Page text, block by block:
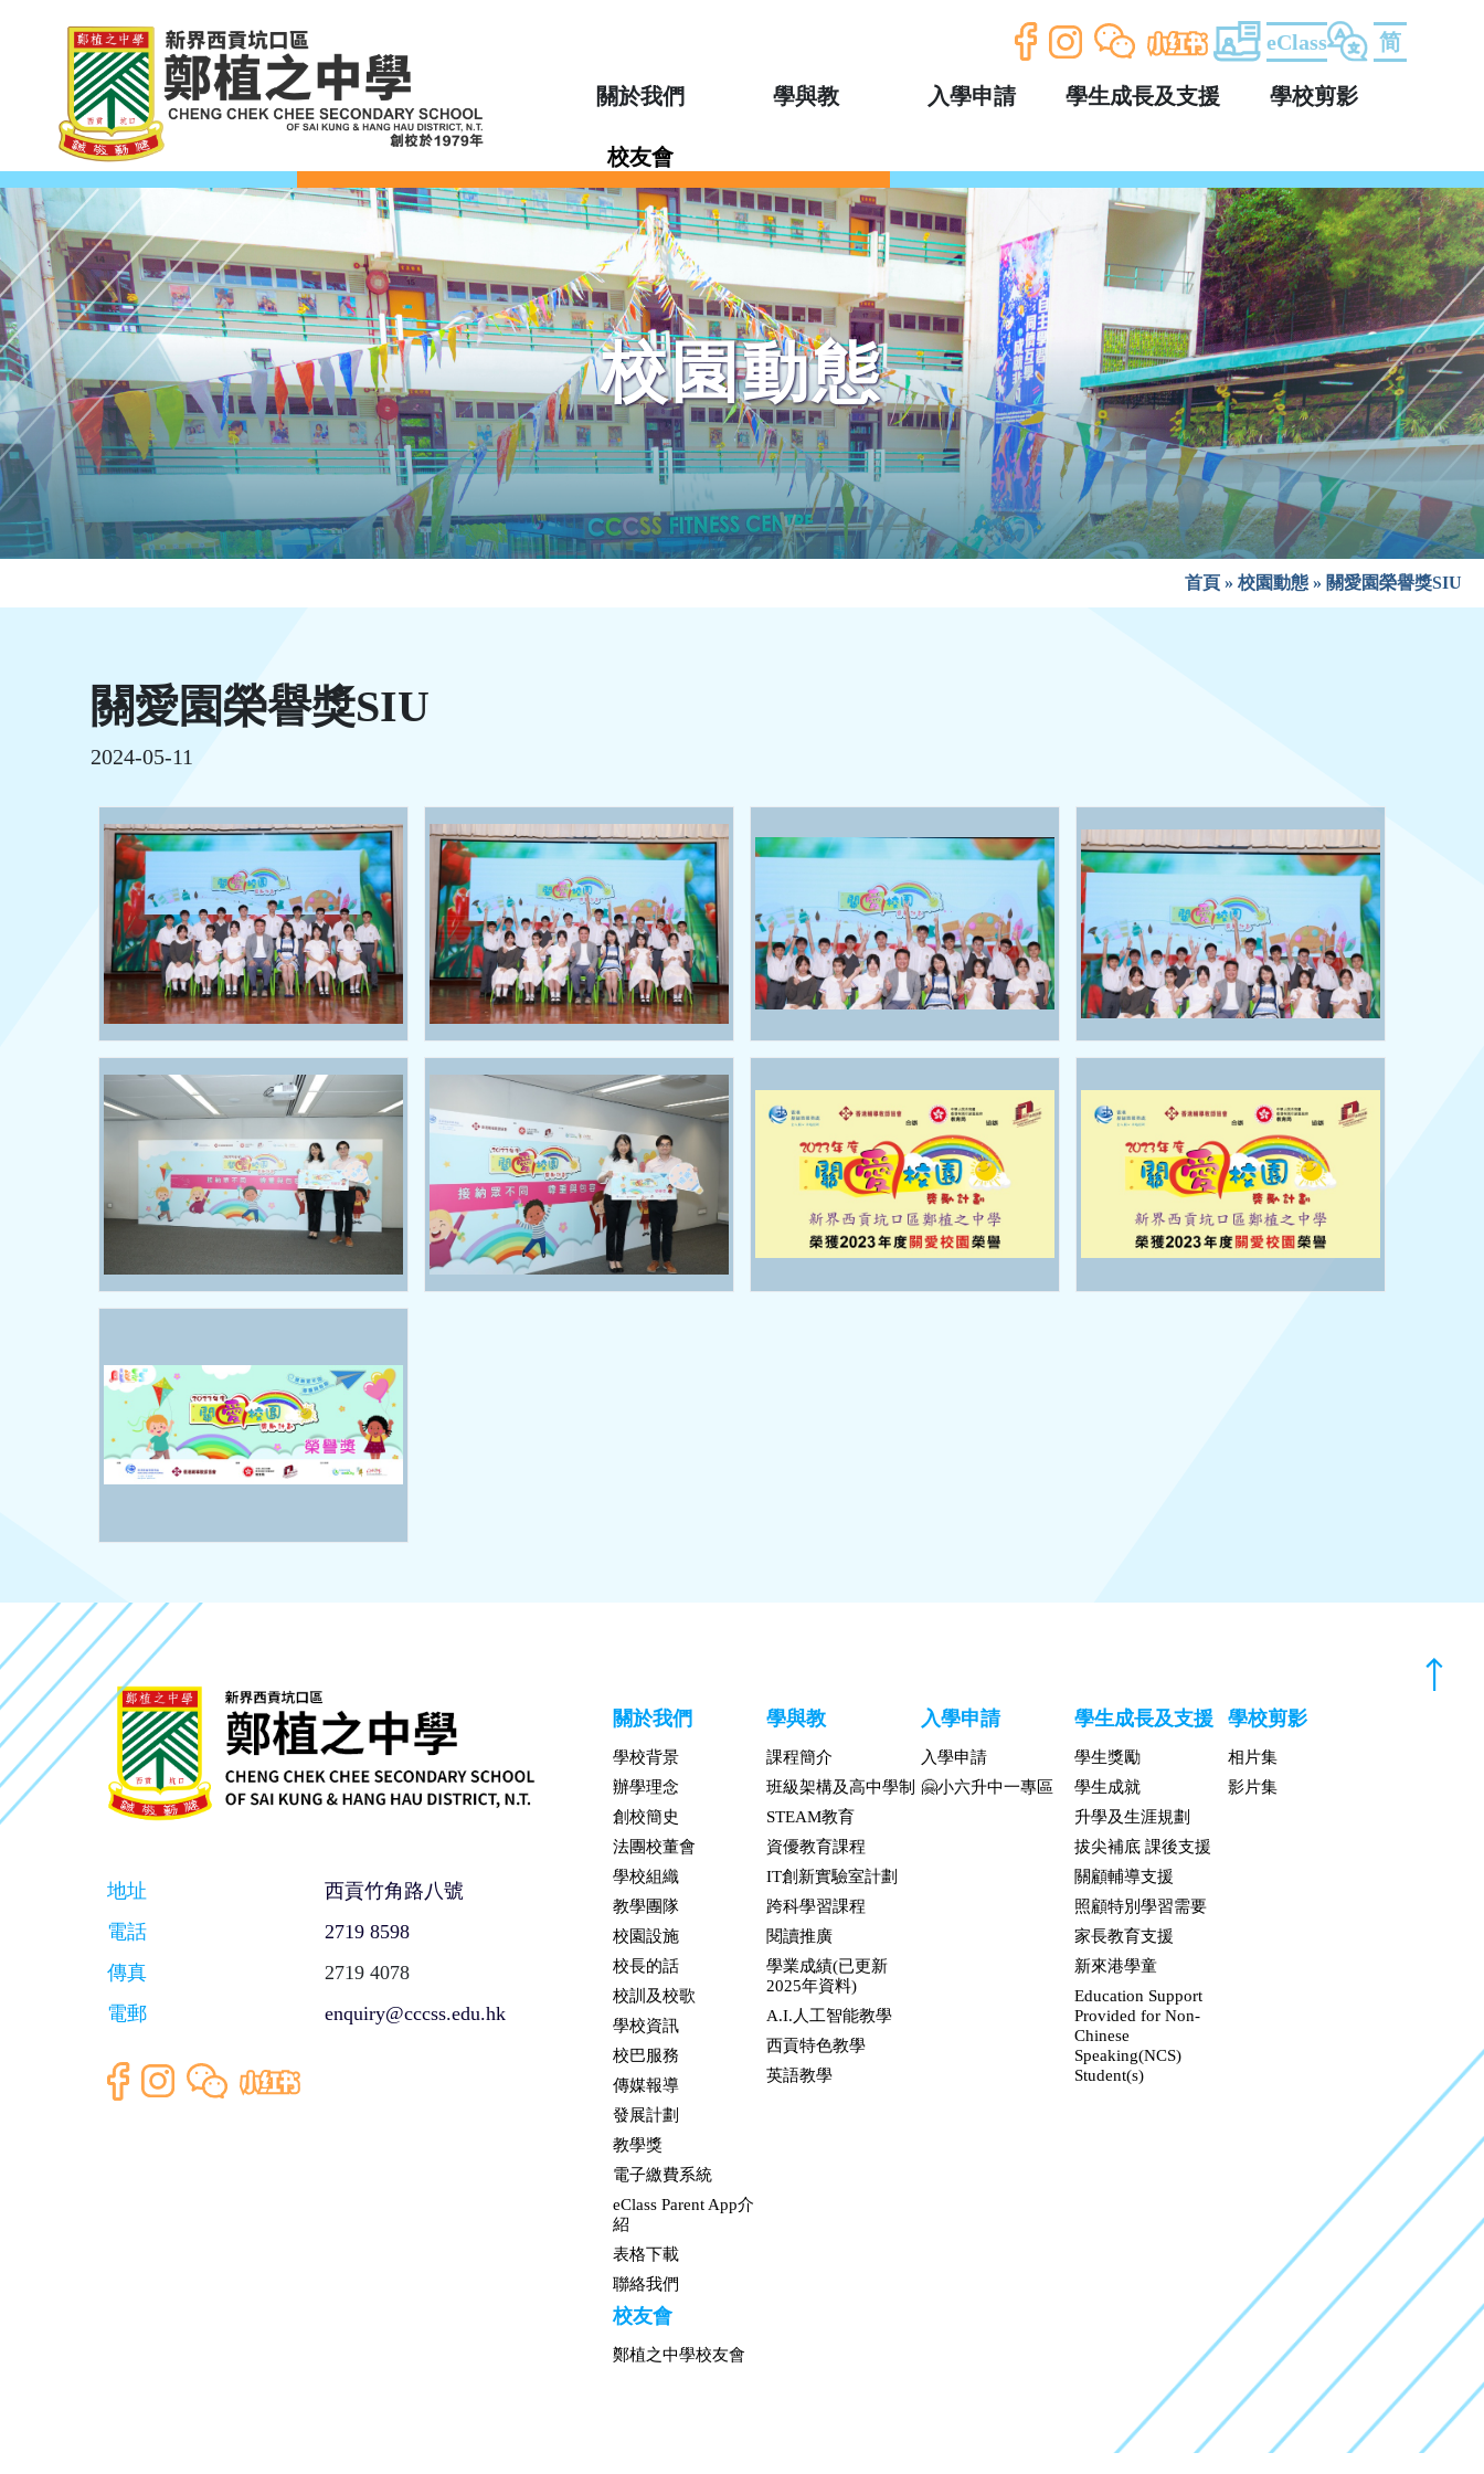
eClass 简
關於我們 學與教 入學申請 學生成長及支援 學校剪影
校友會
校園動態
首頁 » 校園動態 » 關愛園榮譽獎SIU
關愛園榮譽獎SIU
2024-05-11
地址
西貢竹角路八號
電話
2719 8598
傳真
2719 4078
電郵
enquiry@cccss.edu.hk
關於我們
學校背景
辦學理念
創校簡史
法團校董會
學校組織
教學團隊
校園設施
校長的話
校訓及校歌
學校資訊
校巴服務
傳媒報導
發展計劃
教學獎
電子繳費系統
eClass Parent App介
紹
表格下載
聯絡我們
學與教
課程簡介
班級架構及高中學制
STEAM教育
資優教育課程
IT創新實驗室計劃
跨科學習課程
閱讀推廣
學業成績(已更新
2025年資料)
A.I.人工智能教學
西貢特色教學
英語教學
入學申請
入學申請
🤗小六升中一專區
學生成長及支援
學生獎勵
學生成就
升學及生涯規劃
拔尖補底 課後支援
關顧輔導支援
照顧特別學習需要
家長教育支援
新來港學童
Education Support
Provided for Non-
Chinese
Speaking(NCS)
Student(s)
學校剪影
相片集
影片集
校友會
鄭植之中學校友會